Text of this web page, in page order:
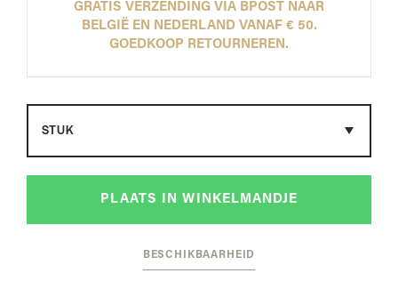
GRATIS VERZENDING VIA BPOST NAAR
BELGIË EN NEDERLAND VANAF € 50.
GOEDKOOP RETOURNEREN.
PLAATS IN WINKELMANDJE
BESCHIKBAARHEID